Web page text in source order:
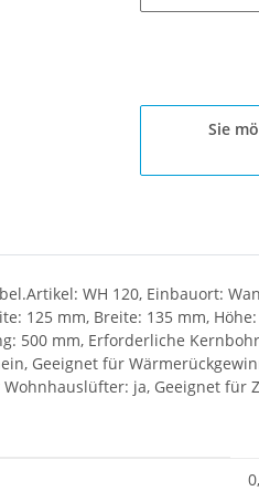
Sie
WH 120, Einbauort:
125 mm, Breite: 135 mm,
500 mm, Erforderliche
Geeignet für
ja, Geeignet